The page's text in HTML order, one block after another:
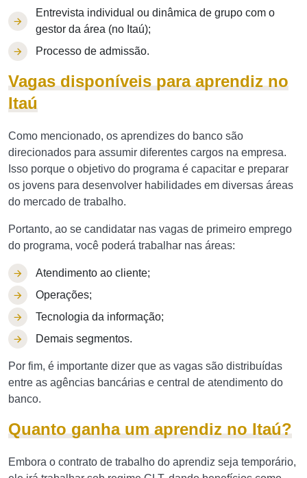
Entrevista individual ou dinâmica de grupo com o
gestor da área (no Itaú);
Processo de admissão.
Vagas disponíveis para aprendiz no
Itaú
Como mencionado, os aprendizes do banco são
direcionados para assumir diferentes cargos na empresa.
Isso porque o objetivo do programa é capacitar e preparar
os jovens para desenvolver habilidades em diversas áreas
do mercado de trabalho.
Portanto, ao se candidatar nas vagas de primeiro emprego
do programa, você poderá trabalhar nas áreas:
Atendimento ao cliente;
Operações;
Tecnologia da informação;
Demais segmentos.
Por fim, é importante dizer que as vagas são distribuídas
entre as agências bancárias e central de atendimento do
banco.
Quanto ganha um aprendiz no Itaú?
Embora o contrato de trabalho do aprendiz seja temporário,